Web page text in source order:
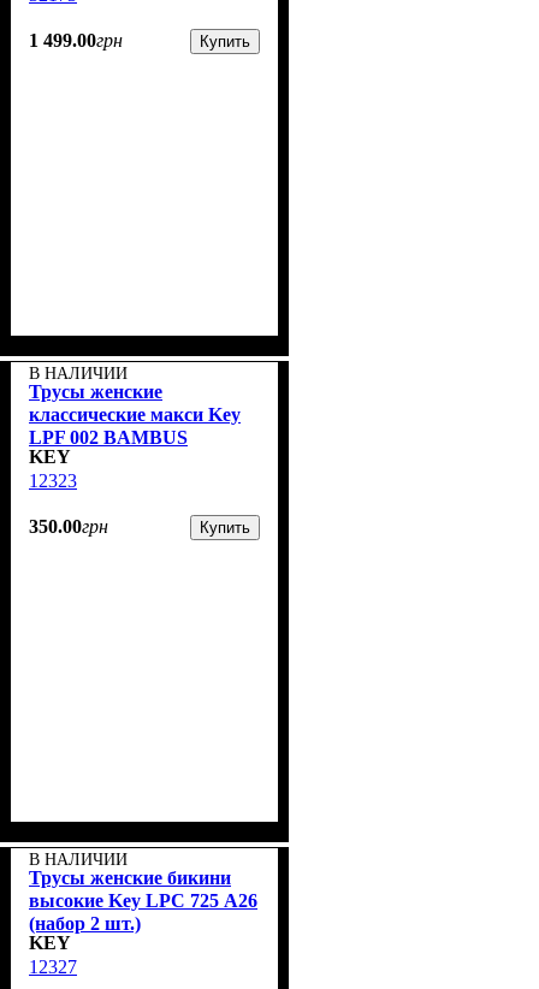
1 499.00грн Купить
В НАЛИЧИИ
Трусы женские
классические макси Key
LPF 002 BAMBUS
Бежевые ( 1 шт.)
KEY
12323
350.00грн Купить
В НАЛИЧИИ
Трусы женские бикини
высокие Key LPC 725 А26
(набор 2 шт.)
KEY
12327